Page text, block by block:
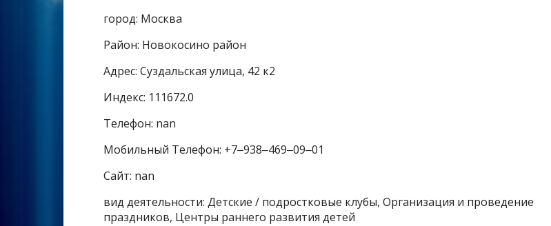
город: Москва
Район: Новокосино район
Адрес: Суздальская улица, 42 к2
Индекс: 111672.0
Телефон: nan
Мобильный Телефон: +7‒938‒469‒09‒01
Сайт: nan
вид деятельности: Детские / подростковые клубы, Организация и проведение
праздников, Центры раннего развития детей